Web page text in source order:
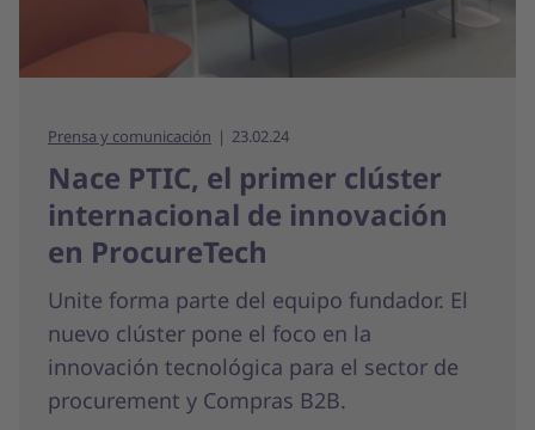
Prensa y comunicación 23.02.24
Nace PTIC, el primer clúster
internacional de innovación
en ProcureTech
Unite forma parte del equipo fundador. El
nuevo clúster pone el foco en la
innovación tecnológica para el sector de
procurement y Compras B2B.